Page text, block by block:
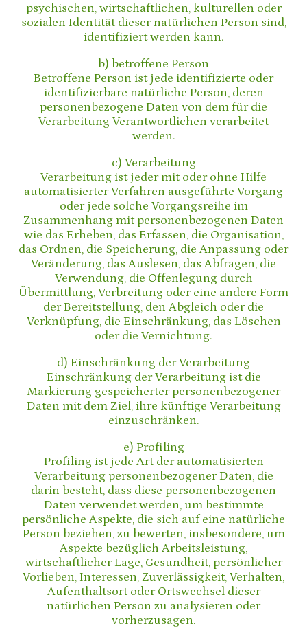
psychischen, wirtschaftlichen, kulturellen oder
sozialen Identität dieser natürlichen Person sind,
identifiziert werden kann.
b) betroffene Person
Betroffene Person ist jede identifizierte oder
identifizierbare natürliche Person, deren
personenbezogene Daten von dem für die
Verarbeitung Verantwortlichen verarbeitet
werden.
c) Verarbeitung
Verarbeitung ist jeder mit oder ohne Hilfe
automatisierter Verfahren ausgeführte Vorgang
oder jede solche Vorgangsreihe im
Zusammenhang mit personenbezogenen Daten
wie das Erheben, das Erfassen, die Organisation,
das Ordnen, die Speicherung, die Anpassung oder
Veränderung, das Auslesen, das Abfragen, die
Verwendung, die Offenlegung durch
Übermittlung, Verbreitung oder eine andere Form
der Bereitstellung, den Abgleich oder die
Verknüpfung, die Einschränkung, das Löschen
oder die Vernichtung.
d) Einschränkung der Verarbeitung
Einschränkung der Verarbeitung ist die
Markierung gespeicherter personenbezogener
Daten mit dem Ziel, ihre künftige Verarbeitung
einzuschränken.
e) Profiling
Profiling ist jede Art der automatisierten
Verarbeitung personenbezogener Daten, die
darin besteht, dass diese personenbezogenen
Daten verwendet werden, um bestimmte
persönliche Aspekte, die sich auf eine natürliche
Person beziehen, zu bewerten, insbesondere, um
Aspekte bezüglich Arbeitsleistung,
wirtschaftlicher Lage, Gesundheit, persönlicher
Vorlieben, Interessen, Zuverlässigkeit, Verhalten,
Aufenthaltsort oder Ortswechsel dieser
natürlichen Person zu analysieren oder
vorherzusagen.